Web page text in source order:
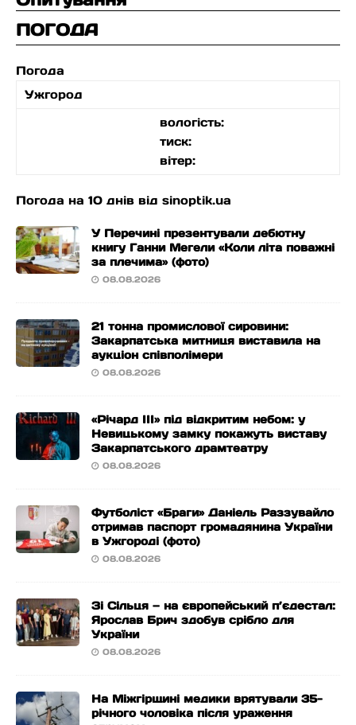
ПОГОДА
Погода
Ужгород
вологість:
тиск:
вітер:
Погода на 10 днів від sinoptik.ua
У Перечині презентували дебютну
книгу Ганни Мегели «Коли літа поважні
за плечима» (фото)
08.08.2026
21 тонна промислової сировини:
Закарпатська митниця виставила на
аукціон співполімери
08.08.2026
«Річард ІІІ» під відкритим небом: у
Невицькому замку покажуть виставу
Закарпатського драмтеатру
08.08.2026
Футболіст «Браги» Даніель Раззувайло
отримав паспорт громадянина України
в Ужгороді (фото)
08.08.2026
Зі Сільця — на європейський п’єдестал:
Ярослав Брич здобув срібло для
України
08.08.2026
На Міжгірщині медики врятували 35-
річного чоловіка після ураження